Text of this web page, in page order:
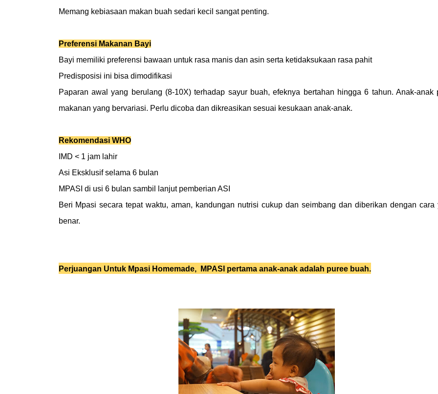
Memang kebiasaan makan buah sedari kecil sangat penting.
Preferensi Makanan Bayi
Bayi memiliki preferensi bawaan untuk rasa manis dan asin serta ketidaksukaan rasa pahit
Predisposisi ini bisa dimodifikasi
Paparan awal yang berulang (8-10X) terhadap sayur buah, efeknya bertahan hingga 6 tahun. Anak-anak
makanan yang bervariasi. Perlu dicoba dan dikreasikan sesuai kesukaan anak-anak.
Rekomendasi WHO
IMD < 1 jam lahir
Asi Eksklusif selama 6 bulan
MPASI di usi 6 bulan sambil lanjut pemberian ASI
Beri Mpasi secara tepat waktu, aman, kandungan nutrisi cukup dan seimbang dan diberikan dengan cara
benar.
Perjuangan Untuk Mpasi Homemade, MPASI pertama anak-anak adalah puree buah.